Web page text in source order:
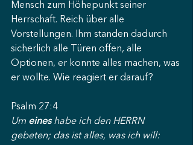
Mensch zum Höhepunkt seiner
Herrschaft. Reich über alle
Vorstellungen. Ihm standen dadurch
sicherlich alle Türen offen, alle
Optionen, er konnte alles machen, was
er wollte. Wie reagiert er darauf?
Psalm 27:4
Um eines habe ich den HERRN
gebeten; das ist alles, was ich will: